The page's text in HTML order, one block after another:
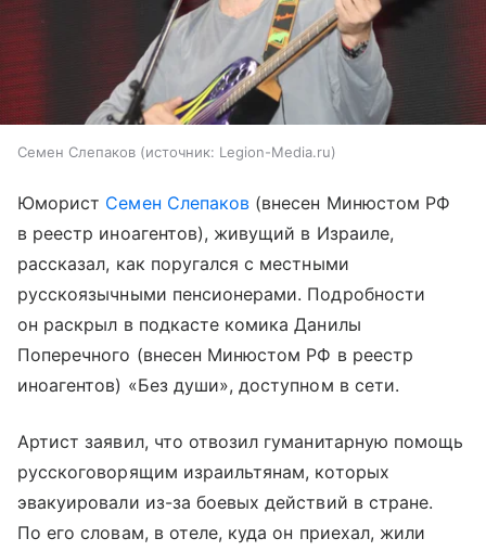
Семен Слепаков источник: Legion-Media.ru
Юморист Семен Слепаков (внесен Минюстом РФ
в реестр иноагентов), живущий в Израиле,
рассказал, как поругался с местными
русскоязычными пенсионерами. Подробности
он раскрыл в подкасте комика Данилы
Поперечного (внесен Минюстом РФ в реестр
иноагентов) «Без души», доступном в сети.
Артист заявил, что отвозил гуманитарную помощь
русскоговорящим израильтянам, которых
эвакуировали из-за боевых действий в стране.
По его словам, в отеле, куда он приехал, жили